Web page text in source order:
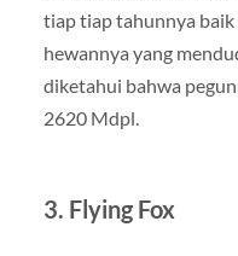
tiap tiap tahunnya
hewannya yang
diketahui bahwa
2620 Mdpl.
3. Flying Fox